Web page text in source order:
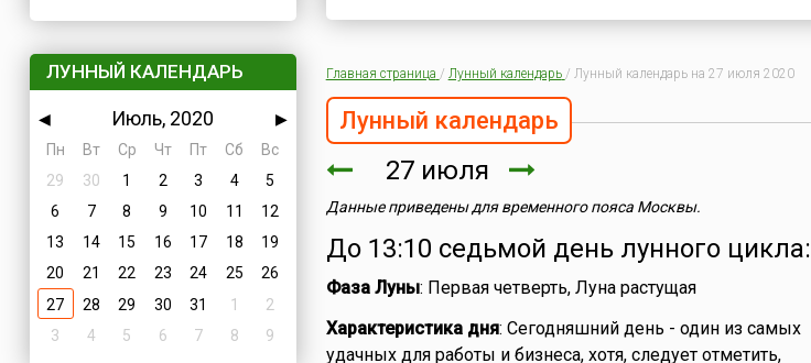
ЛУННЫЙ КАЛЕНДАРЬ
◀ Июль, 2020
▶
Пн
Вт Ср Чт Пт Сб
Вс
29
30 1 2 3 4
5
6
7 8 9 10 11
12
13
14 15 16 17 18
19
20
21 22 23 24 25
26
27
28 29 30 31 1
2
3
4 5 6 7 8 9
Главная страница / Лунный календарь / Лунный календарь на 27 июля 2020
Лунный календарь
27 июля
Данные приведены для временного пояса Москвы.
До 13:10 седьмой день лунного цикла:
Фаза Луны: Первая четверть, Луна растущая
Характеристика дня: Сегодняшний день - один из самых
удачных для работы и бизнеса, хотя, следует отметить,